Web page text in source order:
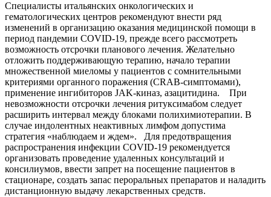
Специалисты итальянских онкологических и
гематологических центров рекомендуют внести ряд
изменений в организацию оказания медицинской помощи в
период пандемии COVID-19, прежде всего рассмотреть
возможность отсрочки планового лечения. Желательно
отложить поддерживающую терапию, начало терапии
множественной миеломы у пациентов с сомнительными
критериями органного поражения (CRAB-симптомами),
применение ингибиторов JAK-киназ, азацитидина. При
невозможности отсрочки лечения ритуксимабом следует
расширить интервал между блоками полихимиотерапии. В
случае индолентных неактивных лимфом допустима
стратегия «наблюдаем и ждем». Для предотвращения
распространения инфекции COVID-19 рекомендуется
организовать проведение удаленных консультаций и
консилиумов, ввести запрет на посещение пациентов в
стационаре, создать запас пероральных препаратов и наладить
дистанционную выдачу лекарственных средств.